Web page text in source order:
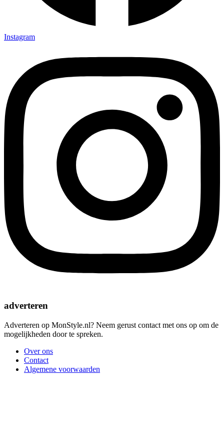
Instagram
adverteren
Adverteren op MonStyle.nl? Neem gerust contact met ons op om de
mogelijkheden door te spreken.
Over ons
Contact
Algemene voorwaarden